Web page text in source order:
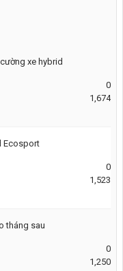
xe hybrid
0
1,674
Ecosport
0
1,523
tháng sau
0
1,250